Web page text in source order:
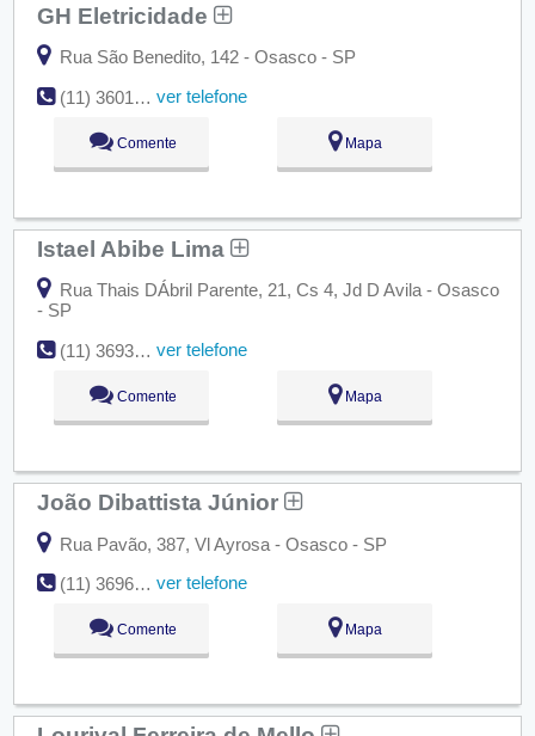
GH Eletricidade
Rua São Benedito, 142 - Osasco - SP
(11) 3601-2698
ver telefone
Comente Mapa
Istael Abibe Lima
Rua Thais DÁbril Parente, 21, Cs 4, Jd D Avila - Osasco
- SP
(11) 3693-8456
ver telefone
Comente Mapa
João Dibattista Júnior
Rua Pavão, 387, Vl Ayrosa - Osasco - SP
(11) 3696-9876
ver telefone
Comente Mapa